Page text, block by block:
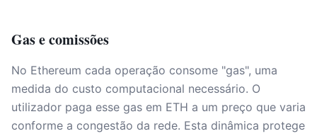
Gas e comissões
No Ethereum cada operação consome "gas", uma
medida do custo computacional necessário. O
utilizador paga esse gas em ETH a um preço que varia
conforme a congestão da rede. Esta dinâmica protege